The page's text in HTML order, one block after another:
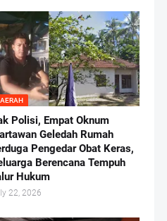
Polisi, Empat Oknum
Geledah Rumah
Pengedar Obat Keras,
Berencana Tempuh
Hukum
22, 2026